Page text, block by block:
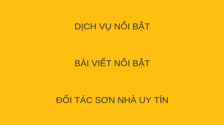
DỊCH VỤ NỔI BẬT
BÀI VIẾT NỔI BẬT
ĐỐI TÁC SƠN NHÀ UY TÍN